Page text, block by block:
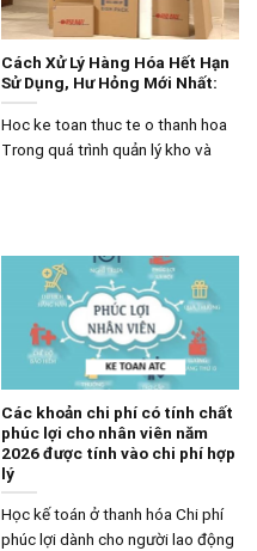
Cách Xử Lý Hàng Hóa Hết Hạn
Sử Dụng, Hư Hỏng Mới Nhất:
Hoc ke toan thuc te o thanh hoa
Trong quá trình quản lý kho và
Các khoản chi phí có tính chất
phúc lợi cho nhân viên năm
2026 được tính vào chi phí hợp
lý
Học kế toán ở thanh hóa Chi phí
phúc lợi dành cho người lao động